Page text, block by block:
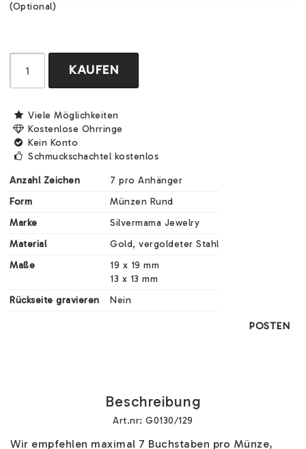
(Optional)
KAUFEN
Viele Möglichkeiten
Kostenlose Ohrringe
Kein Konto
Schmuckschachtel kostenlos
Anzahl Zeichen
7 pro Anhänger
Form
Münzen Rund
Marke
Silvermama Jewelry
Material
Gold, vergoldeter Stahl
Maße
19 x 19 mm
13 x 13 mm
Rückseite gravieren
Nein
POSTEN
Beschreibung
Art.nr: G0130/129
Wir empfehlen maximal 7 Buchstaben pro Münze,